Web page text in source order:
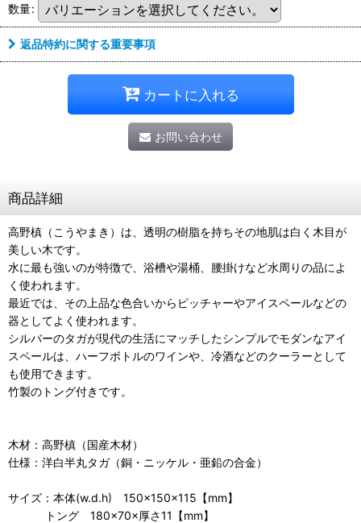
数量:
返品特約に関する重要事項
カートに入れる
お問い合わせ
商品詳細
高野槙（こうやまき）は、透明の樹脂を持ちその地肌は白く木目が
美しい木です。
水に最も強いのが特徴で、浴槽や湯桶、腰掛けなど水周りの品によ
く使われます。
最近では、その上品な色合いからピッチャーやアイスペールなどの
器としてよく使われます。
シルバーのタガが現代の生活にマッチしたシンプルでモダンなアイ
スペールは、ハーフボトルのワインや、冷酒などのクーラーとして
も使用できます。
竹製のトング付きです。
木材：高野槙（国産木材）
仕様：洋白半丸タガ（銅・ニッケル・亜鉛の合金）
サイズ：本体(w.d.h) 150×150×115【mm】
トング 180×70×厚さ11【mm】